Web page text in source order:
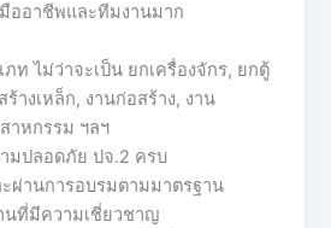
ออาชีพและทีมงานมาก
ภท ไม่ว่าจะเป็น ยกเครื่องจักร, ยกตู้
างเหล็ก, งานก่อสร้าง, งาน
าหกรรม ฯลฯ
มปลอดภัย ปจ.2 ครบ
ผ่านการอบรมตามมาตรฐาน
นที่มีความเชี่ยวชาญ